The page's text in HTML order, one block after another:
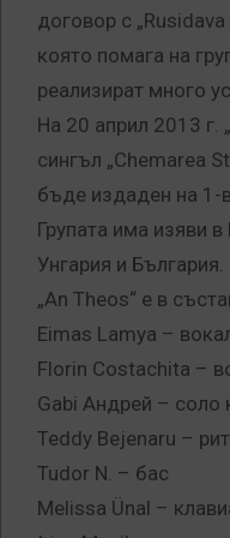
договор с
която помага на
реализират много
На 20 април 2013 г.
сингъл „Chemarea
бъде издаден на 1-
Групата има изяви
Унгария и България.
„An Theos“ е в
Еimas Lamya –
Florin Costachita –
Gabi Андрей – соло
Teddy Bejenaru –
Tudor N. – бас
Мelissa Ünal –